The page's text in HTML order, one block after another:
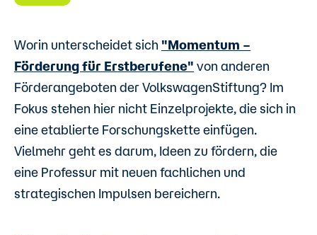
Worin unterscheidet sich "Momentum –
Förderung für Erstberufene" von anderen
Förderangeboten der VolkswagenStiftung? Im
Fokus stehen hier nicht Einzelprojekte, die sich in
eine etablierte Forschungskette einfügen.
Vielmehr geht es darum, Ideen zu fördern, die
eine Professur mit neuen fachlichen und
strategischen Impulsen bereichern.